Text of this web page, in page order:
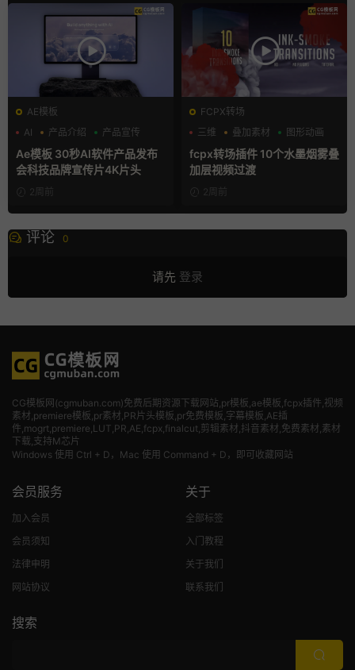
AE模板
AI
产品介绍 产品宣传
Ae模板 30秒AI软件产品发布
会科技品牌宣传片4K片头
2周前
FCPX转场
三维
叠加素材 图形动画
fcpx转场插件 10个水墨烟雾叠
加层视频过渡
2周前
评论 0
请先 登录
CG模板网(cgmuban.com)免费后期资源下载网站,pr模板,ae模板,fcpx插件,视频
素材 ,premiere模板,pr素材,PR片头模板,pr免费模板,字幕模板,AE插
件,mogrt,premiere,LUT,PR,AE,fcpx,finalcut,剪辑素材,抖音素材,免费素材,素材
下载,支持M芯片
Windows 使用 Ctrl + D，Mac 使用 Command + D，即可收藏网站
会员服务
加入会员
会员须知
法律申明
网站协议
关于
全部标签
入门教程
关于我们
联系我们
搜索